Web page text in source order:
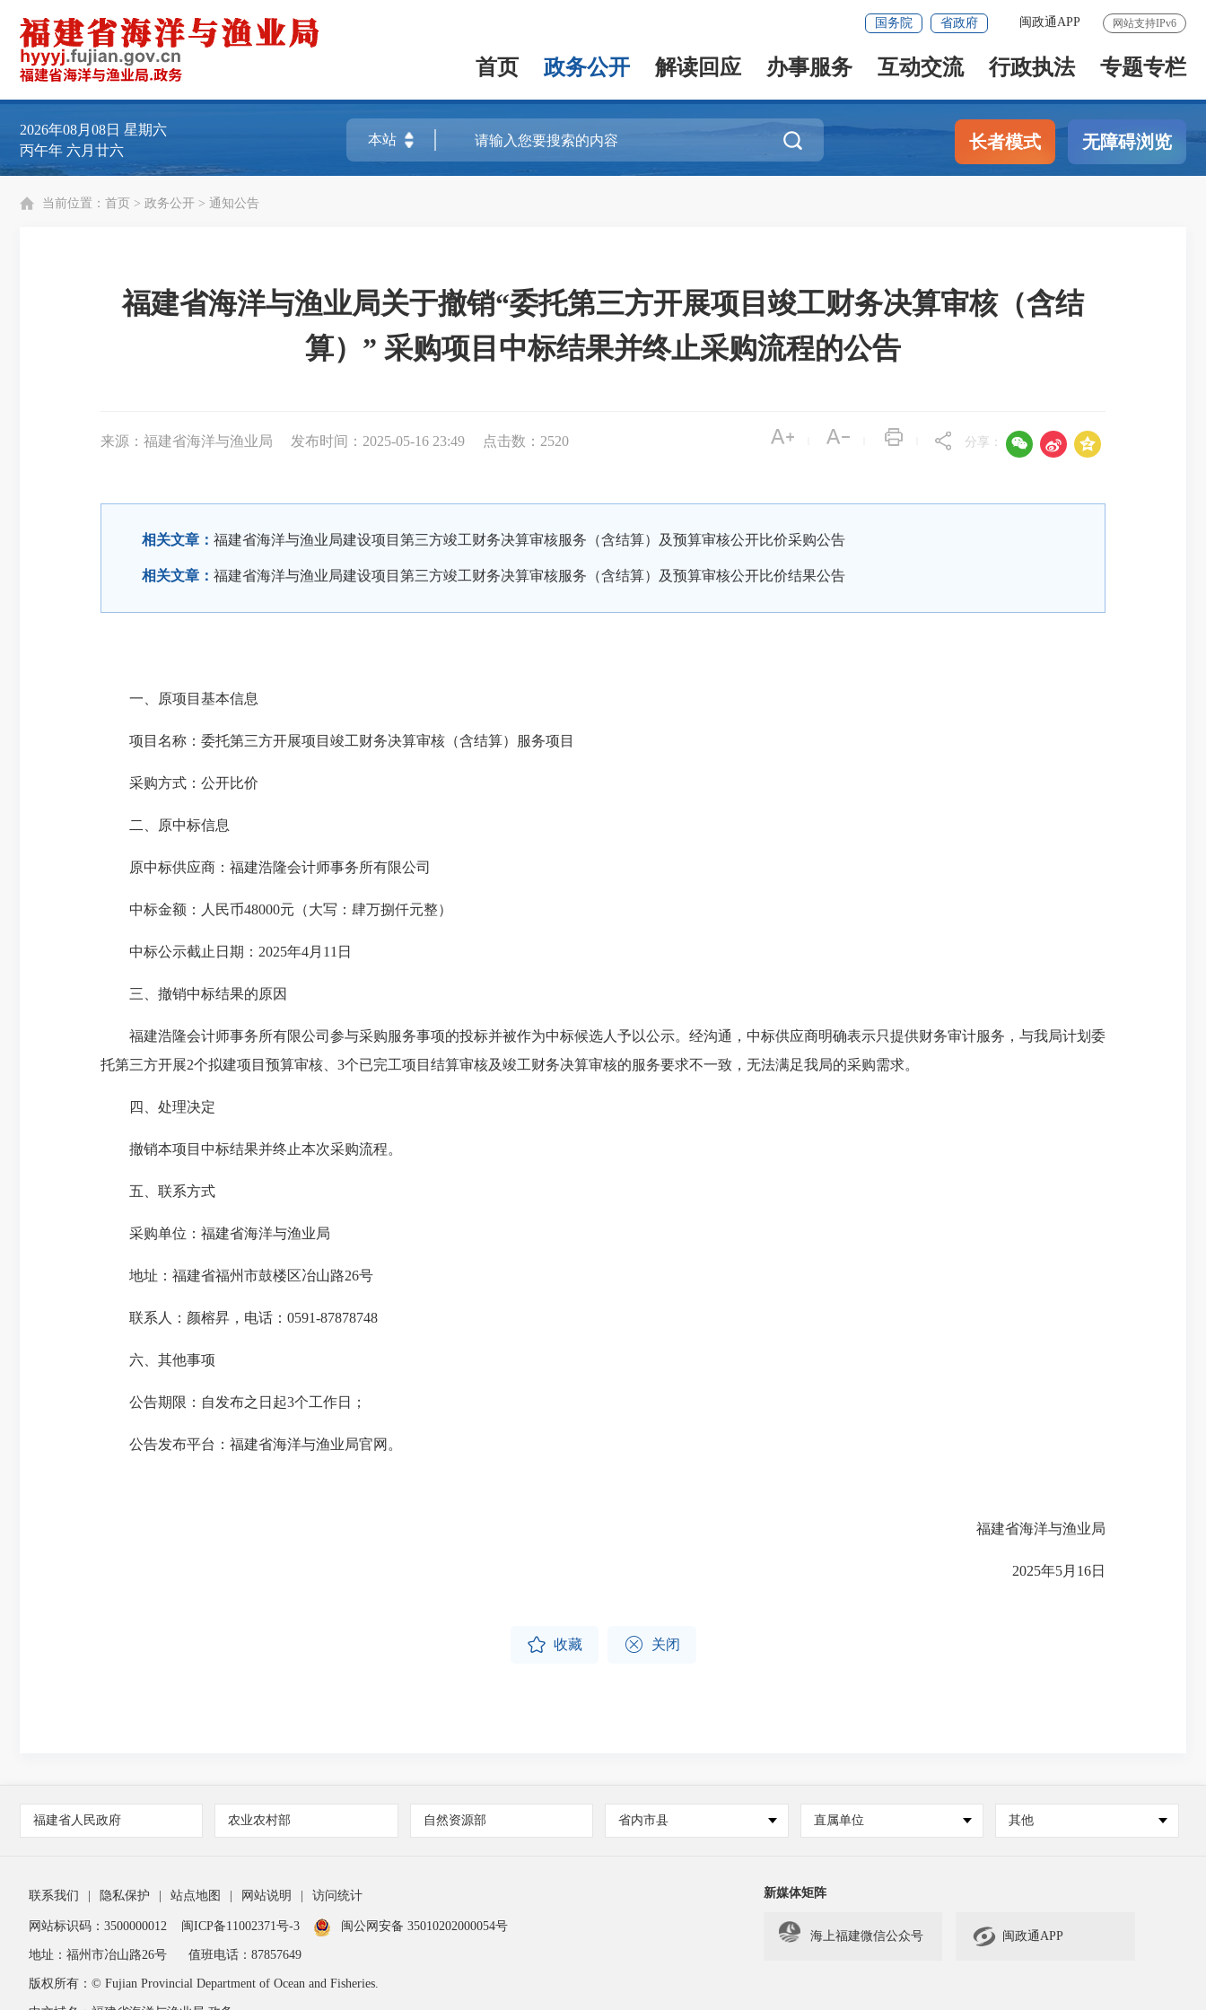
网站支持IPv6
闽政通APP
国务院 省政府
首页 政务公开 解读回应 办事服务 互动交流 行政执法 专题专栏
2026年08月08日 星期六
丙午年 六月廿六
 长者模式 无障碍浏览
当前位置： 首页 > 政务公开 > 通知公告
福建省海洋与渔业局关于撤销“委托第三方开展项目竣工财务决算审核（含结
算）” 采购项目中标结果并终止采购流程的公告
来源：福建省海洋与渔业局 发布时间：2025-05-16 23:49 点击数： 2520 分享：   
相关文章： 福建省海洋与渔业局建设项目第三方竣工财务决算审核服务（含结算）及预算审核公开比价采购公告
相关文章： 福建省海洋与渔业局建设项目第三方竣工财务决算审核服务（含结算）及预算审核公开比价结果公告
一、原项目基本信息
项目名称：委托第三方开展项目竣工财务决算审核（含结算）服务项目
采购方式：公开比价
二、原中标信息
原中标供应商：福建浩隆会计师事务所有限公司
中标金额：人民币48000元（大写：肆万捌仟元整）
中标公示截止日期：2025年4月11日
三、撤销中标结果的原因
福建浩隆会计师事务所有限公司参与采购服务事项的投标并被作为中标候选人予以公示。经沟通，中标供应商明确表示只提供财务审计服务，与我局计划委
托第三方开展2个拟建项目预算审核、3个已完工项目结算审核及竣工财务决算审核的服务要求不一致，无法满足我局的采购需求。
四、处理决定
撤销本项目中标结果并终止本次采购流程。
五、联系方式
采购单位：福建省海洋与渔业局
地址：福建省福州市鼓楼区冶山路26号
联系人：颜榕昇，电话：0591-87878748
六、其他事项
公告期限：自发布之日起3个工作日；
公告发布平台：福建省海洋与渔业局官网。
福建省海洋与渔业局
2025年5月16日
 收藏  关闭
福建省人民政府 农业农村部 自然资源部 省内市县 直属单位 其他
联系我们 隐私保护 站点地图 网站说明 访问统计
网站标识码：3500000012 闽ICP备11002371号-3 闽公网安备 35010202000054号
地址：福州市冶山路26号 值班电话：87857649
版权所有：© Fujian Provincial Department of Ocean and Fisheries.
新媒体矩阵
海上福建微信公众号  闽政通APP